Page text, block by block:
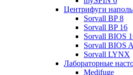
Центрифуги
Sorvall BP 8
Sorvall BP 16
Sorvall BIOS
Sorvall BIOS A
Sorvall LYNX
Лабораторные
Medifuge